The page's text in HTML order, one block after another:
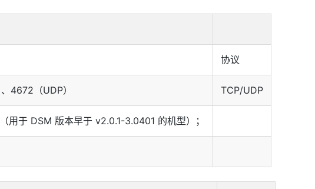
协议
4672（UDP） TCP/UDP
用于 DSM 版本早于 v2.0.1-3.0401 的机型）；